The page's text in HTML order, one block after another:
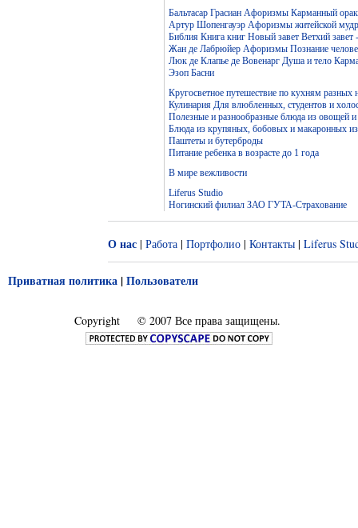
Бальтасар Грасиан Афоризмы Карманный
Артур Шопенгауэр Афоризмы житейской
Библия Книга книг Новый завет Ветхий завет
Жан де Лабрюйер Афоризмы Познание
Люк де Клапье де Вовенарг Душа и тело
Эзоп Басни
Кругосветное путешествие по кухням разных
Кулинария Для влюбленных, студентов и
Полезные и разнообразные блюда из овощей
Блюда из крупяных, бобовых и макаронных
Паштеты и бутерброды
Питание ребенка в возрасте до 1 года
В мире вежливости
Liferus Studio
Ногинский филиал ЗАО ГУТА-Страхование
О нас | Работа | Портфолио | Контакты | Liferus
Приватная политика |Пользователи
Copyright © 2007 Все права защищены.